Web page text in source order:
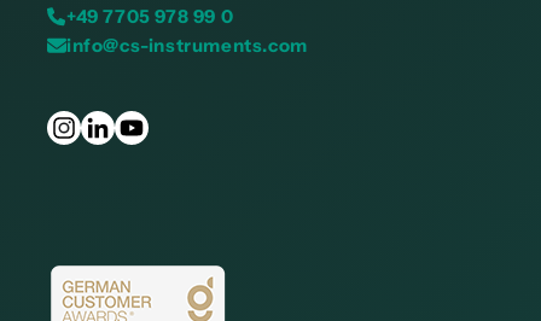
+49 7705 978 99 0
info@cs-instruments.com